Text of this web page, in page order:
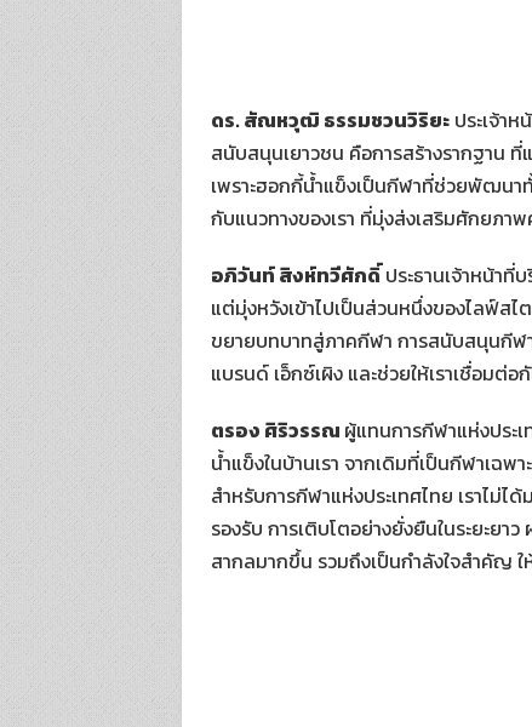
ดร. สัณหวุฒิ ธรรมชวนวิริยะประเจ้าห
สนับสนุนเยาวชน คือการสร้างรากฐาน ที่
เพราะฮอกกี้น้ำแข็งเป็นกีฬาที่ช่วยพัฒนา
กับแนวทางของเรา ที่มุ่งส่งเสริมศักยภา
อภิวันท์ สิงห์ทวีศักดิ์ประธานเจ้าหน้าที่
แต่มุ่งหวังเข้าไปเป็นส่วนหนึ่งของไลฟ์ส
ขยายบทบาทสู่ภาคกีฬา การสนับสนุนกีฬ
แบรนด์ เอ็กซ์เผิง และช่วยให้เราเชื่อมต่
ตรอง ศิริวรรณ ผู้แทนการกีฬาแห่งประ
น้ำแข็งในบ้านเรา จากเดิมที่เป็นกีฬาเ
สำหรับการกีฬาแห่งประเทศไทย เราไม่
รองรับ การเติบโตอย่างยั่งยืนในระยะย
สากลมากขึ้น รวมถึงเป็นกำลังใจสำคัญ